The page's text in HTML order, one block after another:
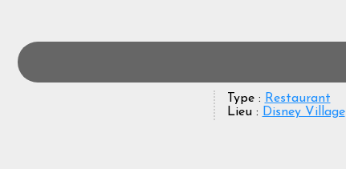
Type : Restaurant
Lieu : Disney Village